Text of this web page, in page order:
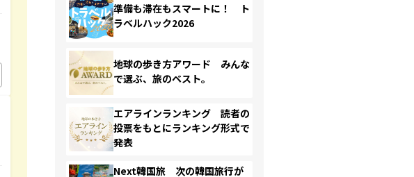
準備も滞在もスマートに！ ト
ラベルハック2026
地球の歩き方アワード みんな
で選ぶ、旅のベスト。
エアラインランキング 読者の
投票をもとにランキング形式で
発表
Next韓国旅 次の韓国旅行が